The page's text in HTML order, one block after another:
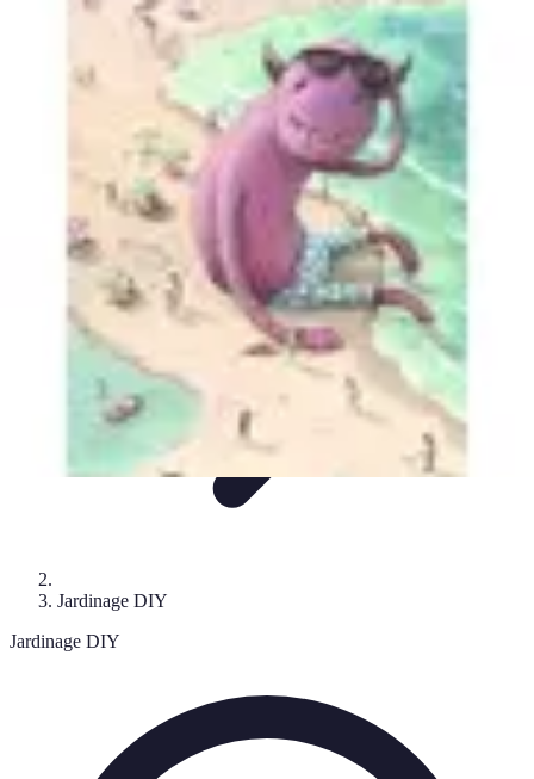
Décoration PeintureBien-être Événementiel
Easy DIY Ideas
Jardinage DIY
Jardinage DIY